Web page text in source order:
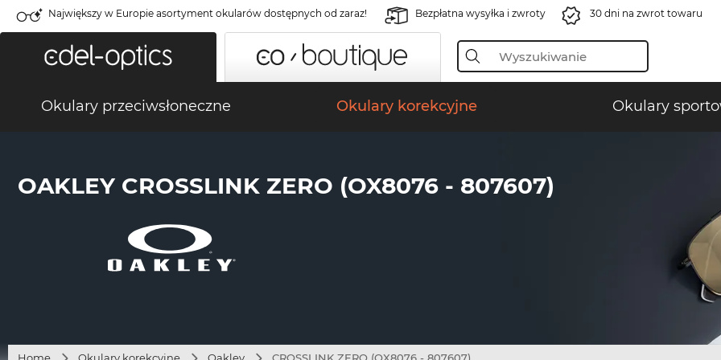
Największy w Europie asortyment okularów dostępnych od zaraz! Bezpłatna wysyłka i zwroty 30 dni na zwrot towaru
Okulary przeciwsłoneczne Okulary korekcyjne Okulary
OAKLEY CROSSLINK ZERO (OX8076 - 807607)